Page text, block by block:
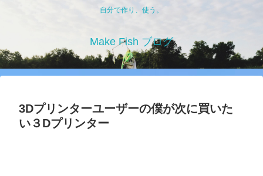
自分で作り、使う。
Make Fish ブログ
3Dプリンターユーザーの僕が次に買いた
い３Dプリンター